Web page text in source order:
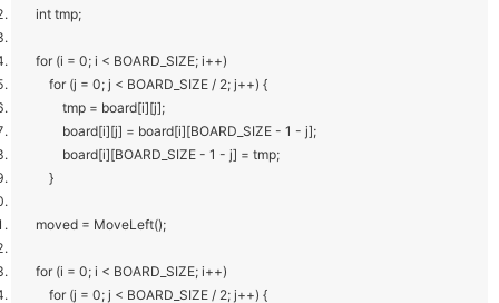
int tmp;
for (i = 0; i < BOARD_SIZE; i++)
for (j = 0; j < BOARD_SIZE / 2; j++) {
tmp = board[i][j];
board[i][j] = board[i][BOARD_SIZE - 1 - j];
board[i][BOARD_SIZE - 1 - j] = tmp;
}
moved = MoveLeft();
for (i = 0; i < BOARD_SIZE; i++)
for (j = 0; j < BOARD_SIZE / 2; j++) {